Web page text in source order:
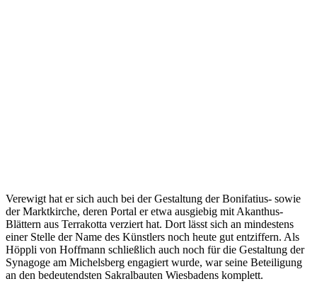
Verewigt hat er sich auch bei der Gestaltung der Bonifatius- sowie
der Marktkirche, deren Portal er etwa ausgiebig mit Akanthus-
Blättern aus Terrakotta verziert hat. Dort lässt sich an mindestens
einer Stelle der Name des Künstlers noch heute gut entziffern. Als
Höppli von Hoffmann schließlich auch noch für die Gestaltung der
Synagoge am Michelsberg engagiert wurde, war seine Beteiligung
an den bedeutendsten Sakralbauten Wiesbadens komplett.